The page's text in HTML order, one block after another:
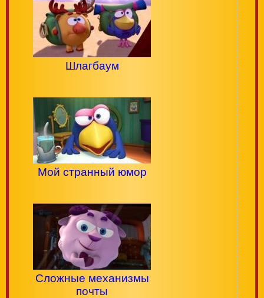
Шлагбаум
Мой странный юмор
Сложные механизмы
почты